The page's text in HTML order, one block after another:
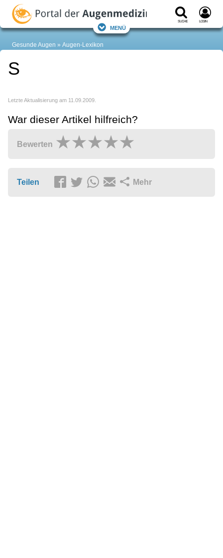
Suche Login
Menü
Gesunde Augen Augen-Lexikon
S
Letzte Aktualisierung am 11.09.2009.
War dieser Artikel hilfreich?
Bewerten
Teilen Mehr